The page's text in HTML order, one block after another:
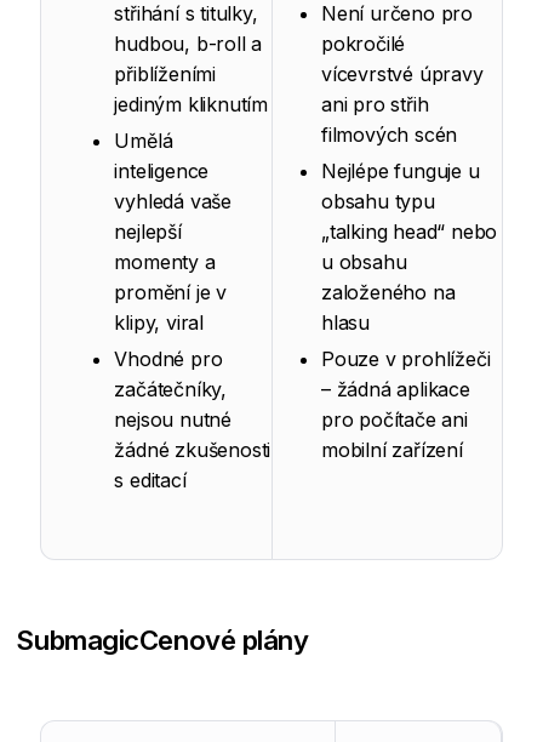
střihání s titulky,
hudbou, b-roll a
přiblíženími
jediným kliknutím
Umělá
inteligence
vyhledá vaše
nejlepší
momenty a
promění je v
klipy, viral
Vhodné pro
začátečníky,
nejsou nutné
žádné zkušenosti
s editací
Není určeno pro
pokročilé
vícevrstvé úpravy
ani pro střih
filmových scén
Nejlépe funguje u
obsahu typu
„talking head“ nebo
u obsahu
založeného na
hlasu
Pouze v prohlížeči
– žádná aplikace
pro počítače ani
mobilní zařízení
SubmagicCenové plány